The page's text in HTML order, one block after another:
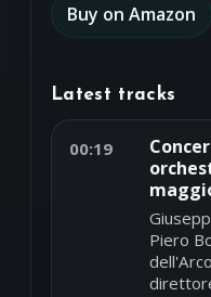
Buy on Amazon
Latest tracks
00:19
Piero